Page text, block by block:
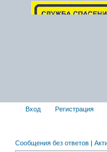
Вход Регистрация
Сообщения без ответов |